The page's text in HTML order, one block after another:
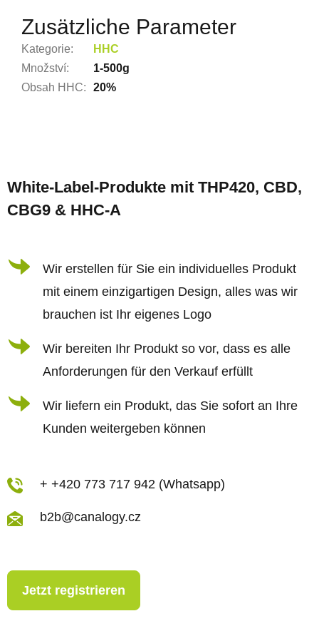
Zusätzliche Parameter
Kategorie:
HHC
Množství:
1-500g
Obsah HHC: 20%
u
ß
z
White-Label-Produkte mit THP420, CBD,
CBG9 & HHC-A
Wir erstellen für Sie ein individuelles Produkt
mit einem einzigartigen Design, alles was wir
brauchen ist Ihr eigenes Logo
Wir bereiten Ihr Produkt so vor, dass es alle
Anforderungen für den Verkauf erfüllt
Wir liefern ein Produkt, das Sie sofort an Ihre
Kunden weitergeben können
+ +420 773 717 942 (Whatsapp)
b2b@canalogy.cz
Jetzt registrieren